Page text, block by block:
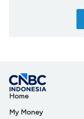
Home
My Money